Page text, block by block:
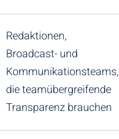
Redaktionen,
Broadcast- und
Kommunikationsteams,
die teamübergreifende
Transparenz brauchen